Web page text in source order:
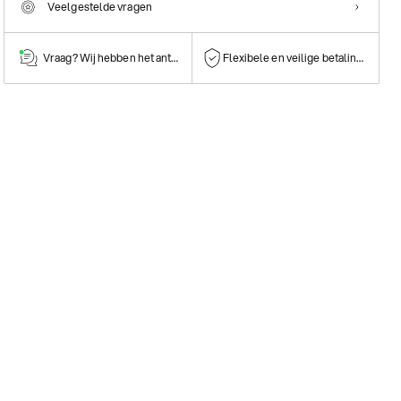
Veelgestelde vragen
Vraag? Wij hebben het antwoord! Flexibele en veilige betalingen